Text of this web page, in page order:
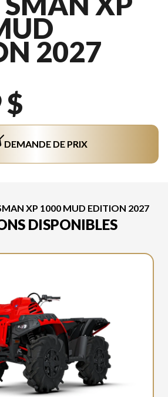
2027
$
DEMANDE DE PRIX
XP 1000 MUD EDITION 2027
DISPONIBLES